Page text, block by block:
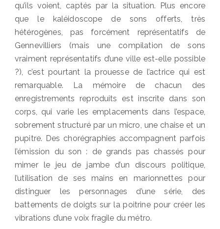
qu’ils voient, captés par la situation. Plus encore
que le kaléidoscope de sons offerts, très
hétérogènes, pas forcément représentatifs de
Gennevilliers (mais une compilation de sons
vraiment représentatifs d’une ville est-elle possible
?), c’est pourtant la prouesse de l’actrice qui est
remarquable. La mémoire de chacun des
enregistrements reproduits est inscrite dans son
corps, qui varie les emplacements dans l’espace,
sobrement structuré par un micro, une chaise et un
pupitre. Des chorégraphies accompagnent parfois
l’émission du son : de grands pas chassés pour
mimer le jeu de jambe d’un discours politique,
l’utilisation de ses mains en marionnettes pour
distinguer les personnages d’une série, des
battements de doigts sur la poitrine pour créer les
vibrations d’une voix fragile du métro.